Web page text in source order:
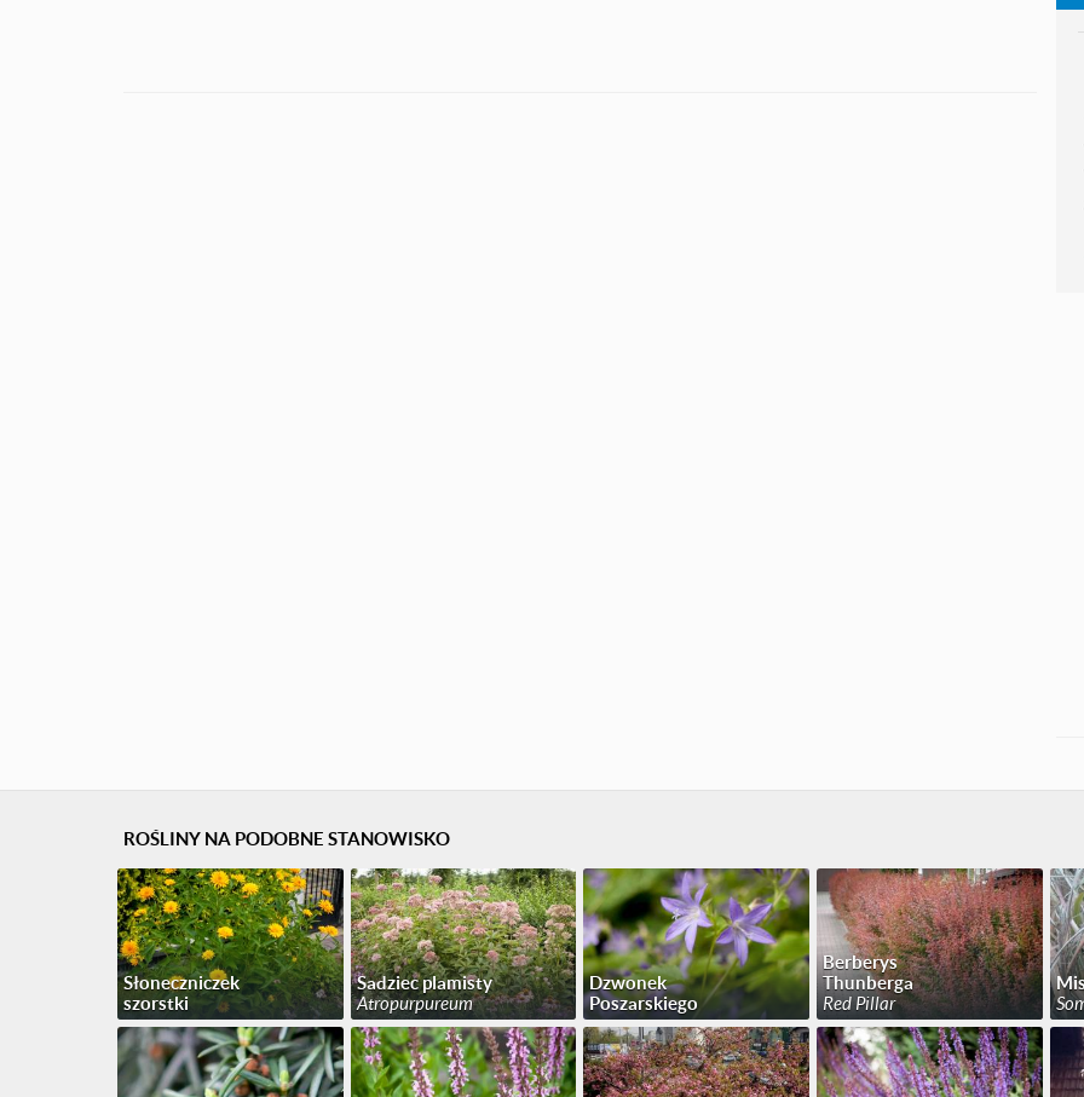
ROŚLINY NA PODOBNE STANOWISKO
Słoneczniczek
szorstki
Sadziec plamisty
Atropurpureum
Dzwonek
Poszarskiego
Berberys
Thunberga
Red Pillar